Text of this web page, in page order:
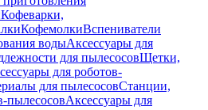
Кофеварки,
КофемолкиВспениватели
водыАксессуары для
для пылесосовЩетки,
для роботов-
для пылесосовСтанции,
пылесосовАксессуары для